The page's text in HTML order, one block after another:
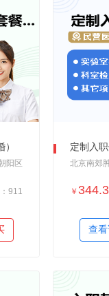
阳区
911
定制入
北京南郊
￥
查